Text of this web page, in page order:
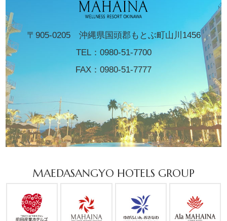
〒905-0205 沖縄県国頭郡もとぶ町山川1456
TEL： 0980-51-7700
FAX：0980-51-7777
MAEDASANGYO HOTELS GROUP